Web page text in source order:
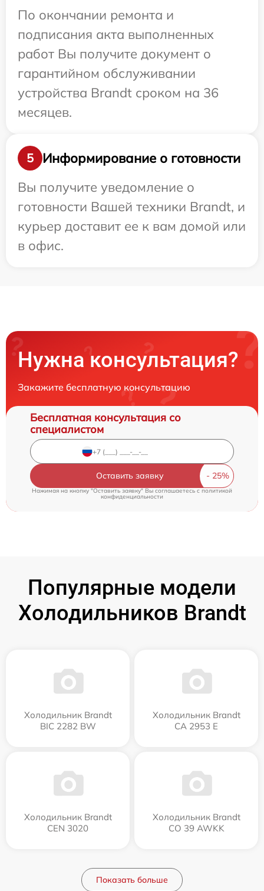
По окончании ремонта и
подписания акта выполненных
работ Вы получите документ о
гарантийном обслуживании
устройства Brandt сроком на 36
месяцев.
5
Информирование о готовности
Вы получите уведомление о
готовности Вашей техники Brandt, и
курьер доставит ее к вам домой или
в офис.
Нужна консультация?
Закажите бесплатную консультацию
Бесплатная консультация со
специалистом
Оставить заявку
Нажимая на кнопку "Оставить заявку" Вы соглашаетесь cполитикой
конфиденциальности
Популярные модели
Холодильников Brandt
Холодильник Brandt
BIC 2282 BW
Холодильник Brandt
CA 2953 E
Холодильник Brandt
CEN 3020
Холодильник Brandt
CO 39 AWKK
Показать больше